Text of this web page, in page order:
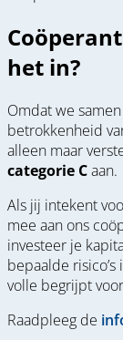
het in?
Omdat we
betrokkenheid
alleen maar
categorie Caan.
Als jij intekent
mee aan ons
investeer je
bepaalde
volle begrijpt
Raadpleeg de